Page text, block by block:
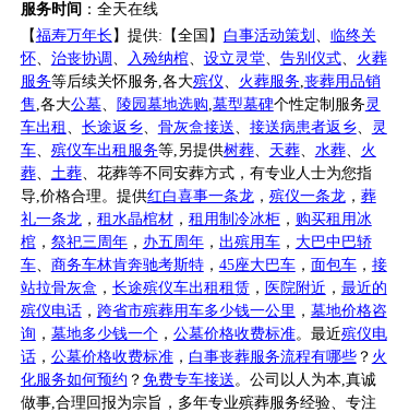
服务时间 ：全天在线
【福寿万年长 】提供:【全国】 白事活动策划 、 临终关
怀、 治丧协调 、 入殓纳棺、 设立灵堂、 告别仪式、 火葬
服务等后续关怀服务,各大殡仪、 火葬服务,丧葬用品销
售,各大公墓、 陵园墓地选购,墓型墓碑个性定制服务 灵
车出租 、 长途返乡、 骨灰盒接送、 接送病患者返乡、
灵
车、 殡仪车出租服务等,另提供树葬、 天葬、 水葬、 火
葬、 土葬、花葬等不同安葬方式，有专业人士为您指
导,价格合理。提供红白喜事一条龙， 殡仪一条龙， 葬
礼一条龙， 租水晶棺材， 租用制冷冰柜， 购买租用冰
棺， 祭祀三周年， 办五周年， 出殡用车， 大巴中巴轿
车、 商务车林肯奔驰考斯特， 45座大巴车， 面包车， 接
站拉骨灰盒 ， 长途殡仪车出租租赁， 医院附近 ， 最近的
殡仪电话， 跨省市殡葬用车多少钱一公里 ， 墓地价格咨
询 ， 墓地多少钱一个， 公墓价格收费标准。最近殡仪电
话， 公墓价格收费标准， 白事丧葬服务流程有哪些？ 火
化服务如何预约 ？ 免费专车接送。公司以人为本,真诚
做事,合理回报为宗旨，多年专业殡葬服务经验、专注